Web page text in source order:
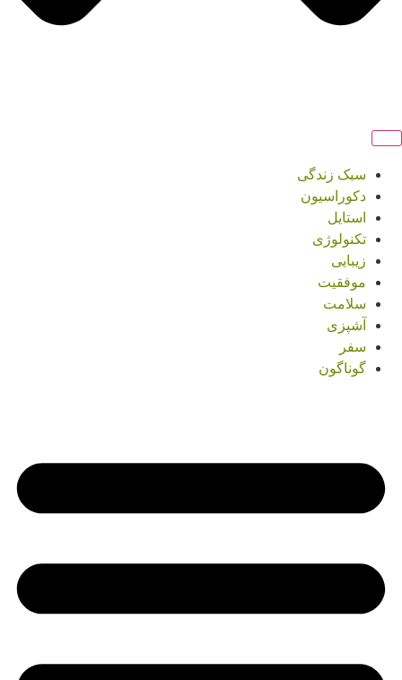
سبک زندگی
دکوراسیون
استایل
تکنولوژی
زیبایی
موفقیت
سلامت
آشپزی
سفر
گوناگون